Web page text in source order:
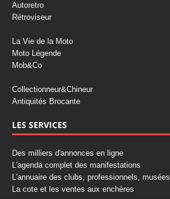
Autoretro
Rétroviseur
La Vie de la Moto
Moto Légende
Mob&Co
Collectionneur&Chineur
Antiquités Brocante
LES SERVICES
Des milliers d'annonces en ligne
L'agenda complet des manifestations
L'annuaire des clubs, professionnels, musées
La cote et les ventes aux enchères